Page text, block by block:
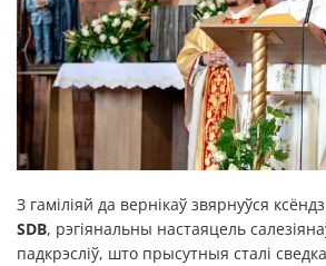
З гаміліяй да вернікаў звярнуўся ксёндз
SDB, рэгіянальны настаяцель
падкрэсліў, што прысутныя сталі